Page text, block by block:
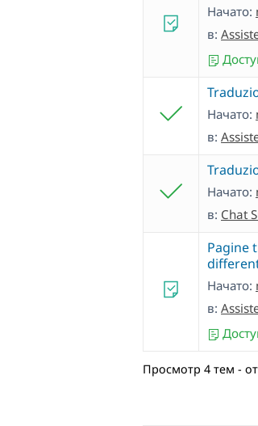
Начато:
в:
Начато:
в:
Начато:
в: Chat
Pagine
Начато:
в:
Просмотр 4 тем -